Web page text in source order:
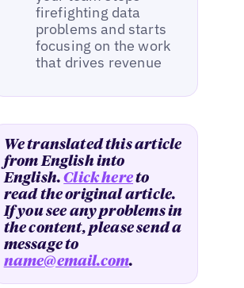
firefighting data
problems and starts
focusing on the work
that drives revenue
We translated this article
from English into
English.Click hereto
read the original article.
If you see any problems in
the content, please send a
message to
name@email.com.